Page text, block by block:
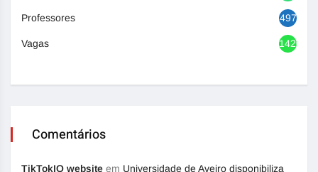
Professores 497
Vagas 1420
Comentários
TikTokIO website em Universidade de Aveiro disponibiliza